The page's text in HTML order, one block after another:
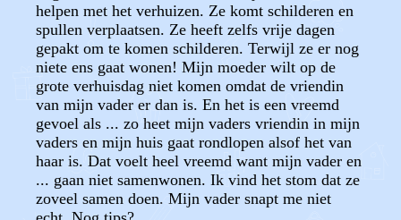
helpen met het verhuizen. Ze komt schilderen en
spullen verplaatsen. Ze heeft zelfs vrije dagen
gepakt om te komen schilderen. Terwijl ze er nog
niete ens gaat wonen! Mijn moeder wilt op de
grote verhuisdag niet komen omdat de vriendin
van mijn vader er dan is. En het is een vreemd
gevoel als ... zo heet mijn vaders vriendin in mijn
vaders en mijn huis gaat rondlopen alsof het van
haar is. Dat voelt heel vreemd want mijn vader en
... gaan niet samenwonen. Ik vind het stom dat ze
zoveel samen doen. Mijn vader snapt me niet